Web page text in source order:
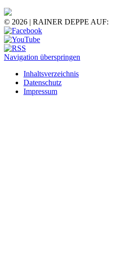
© 2026 | RAINER DEPPE AUF:
Navigation überspringen
Inhaltsverzeichnis
Datenschutz
Impressum